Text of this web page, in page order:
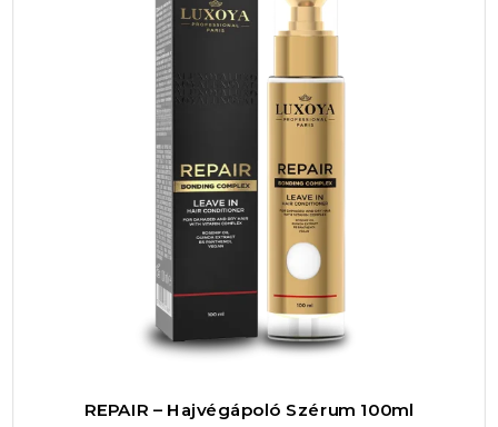
ragyogását minden nap!
REPAIR – Hajvégápoló Szérum 100ml